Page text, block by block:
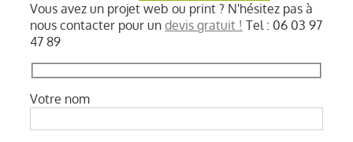
Vous avez un projet web ou print ? N'hésitez pas à
nous contacter pour un devis gratuit ! Tel : 06 03 97
47 89
Votre nom